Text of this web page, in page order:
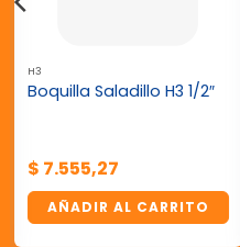
H3
Boquilla Saladillo H3 1/2″
$ 7.555,27
AÑADIR AL CARRITO